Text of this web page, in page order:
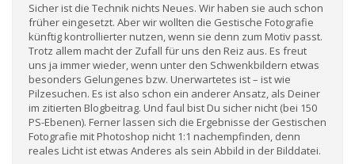
Sicher ist die Technik nichts Neues. Wir haben sie auch schon
früher eingesetzt. Aber wir wollten die Gestische Fotografie
künftig kontrollierter nutzen, wenn sie denn zum Motiv passt.
Trotz allem macht der Zufall für uns den Reiz aus. Es freut
uns ja immer wieder, wenn unter den Schwenkbildern etwas
besonders Gelungenes bzw. Unerwartetes ist – ist wie
Pilzesuchen. Es ist also schon ein anderer Ansatz, als Deiner
im zitierten Blogbeitrag. Und faul bist Du sicher nicht (bei 150
PS-Ebenen). Ferner lassen sich die Ergebnisse der Gestischen
Fotografie mit Photoshop nicht 1:1 nachempfinden, denn
reales Licht ist etwas Anderes als sein Abbild in der Bilddatei.